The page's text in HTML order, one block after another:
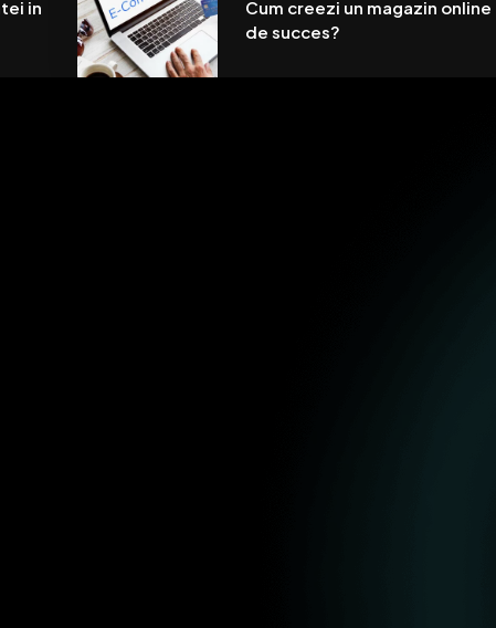
in
Cum creezi un magazin online
de succes?